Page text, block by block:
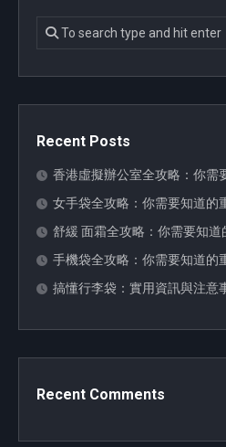
Recent Posts
香港虛擬辦公室全攻略：你需
女手袋全攻略：你需要知道的
舒緩 面霜全攻略：你需要知道
手機袋全攻略：你需要知道的
搞懂行李袋：實用資訊與注意
Recent Comments